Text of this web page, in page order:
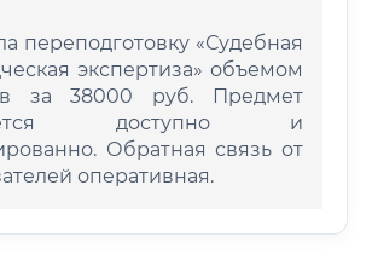
переподготовку «Судебная
экспертиза» объемом
за 38000 руб. Предмет
доступно и
Обратная связь от
оперативная.